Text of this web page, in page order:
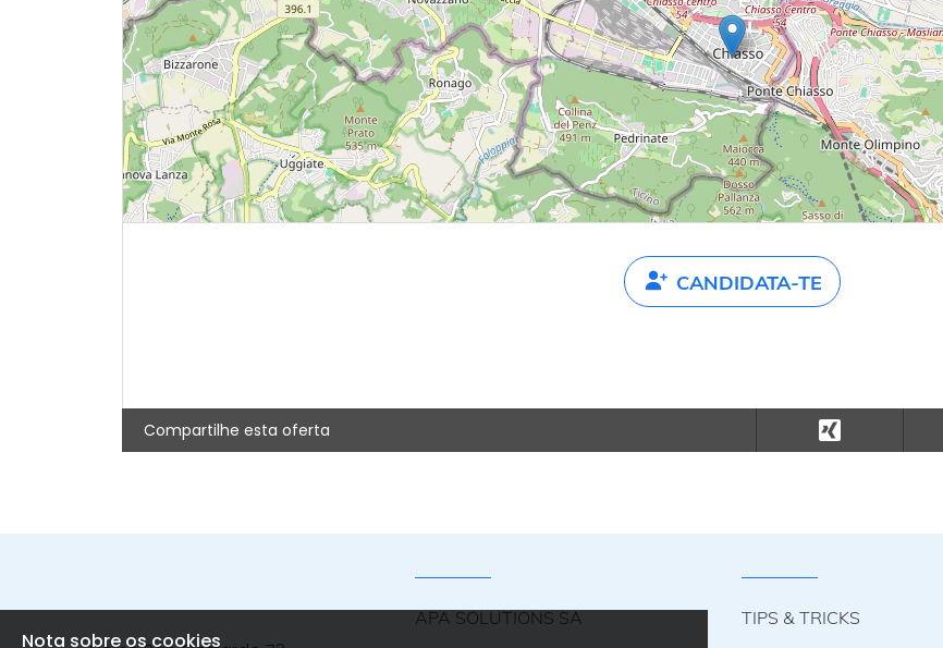
Nota sobre os cookies
CANDIDATA-TE
Compartilhe esta oferta
APA SOLUTIONS SA TIPS & TRICKS